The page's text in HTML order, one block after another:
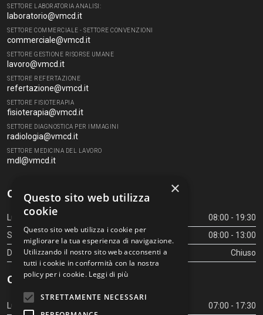
SETTORE LABORATORIA ANALISI:
laboratorio@vmcd.it
SETTORE COMMERCIALE - SETTORE CONVENZIONI
commerciale@vmcd.it
SETTORE GESTIONE RISORSE UMANE
lavoro@vmcd.it
SETTORE REFERTAZIONE
refertazione@vmcd.it
SETTORE FISIOTERAPIA
fisioterapia@vmcd.it
SETTORE DIAGNOSTICA PER IMMAGINI
radiologia@vmcd.it
SETTORE MEDICINA DEL LAVORO
mdl@vmcd.it
Orari Centro Diagnostico
Lunedì - Venerdì
08:00 - 19:30
Sabato
08:00 - 13:00
Domenica
Chiuso
Orari Centro Diagnostico
Lunedì - Venerdì 07:00 - 17:30
×
Questo sito web utilizza
cookie
Questo sito web utilizza i cookie per
migliorare la tua esperienza di navigazione.
Utilizzando il nostro sito web acconsenti a
tutti i cookie in conformità con la nostra
policy per i cookie. Leggi di più
STRETTAMENTE NECESSARI